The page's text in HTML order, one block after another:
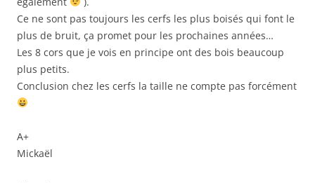
Ce ne sont pas toujours les cerfs les plus boisés qui font le
plus de bruit, ça promet pour les prochaines années…
Les 8 cors que je vois en principe ont des bois beaucoup
plus petits.
Conclusion chez les cerfs la taille ne compte pas forcément
A+
Mickaël